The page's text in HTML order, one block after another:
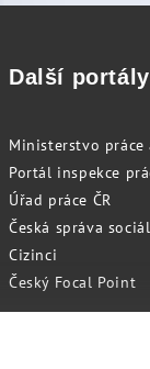
Další portály
Ministerstvo
Portál inspekce
Úřad práce ČR
Česká správa
Cizinci
Český Focal Point